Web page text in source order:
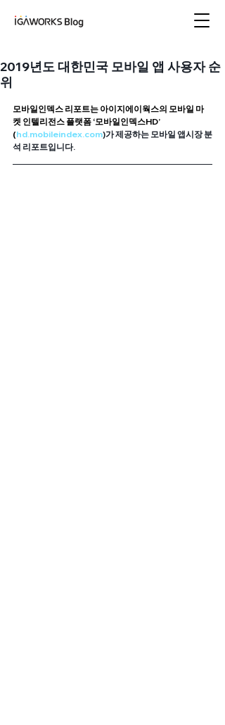
2019년도 대한민국 모바일 앱 사용자 순
위
모바일인덱스 리포트는 아이지에이웍스의 모바일 마
켓 인텔리전스 플랫폼 ‘모바일인덱스HD’
(hd.mobileindex.com)가 제공하는 모바일 앱시장 분
석 리포트입니다.